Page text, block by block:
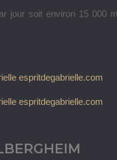
jour soit environ 15 000